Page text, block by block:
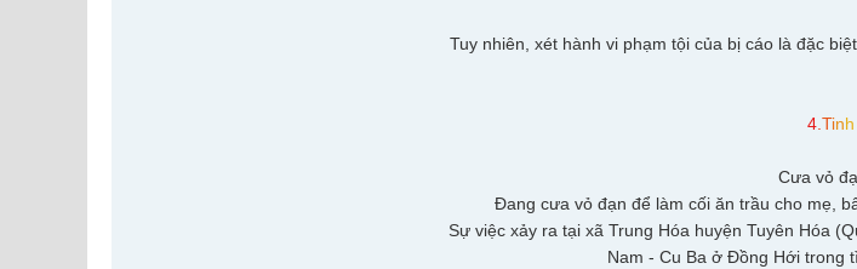
Tuy nhiên, xét hành vi phạm tội của bị cáo là đặc
4. Tinh
Cưa vỏ
Đang cưa vỏ đạn để làm cối ăn trầu cho mẹ,
Sự việc xảy ra tại xã Trung Hóa huyện Tuyên Hóa
Nam - Cu Ba ở Đồng Hới trong